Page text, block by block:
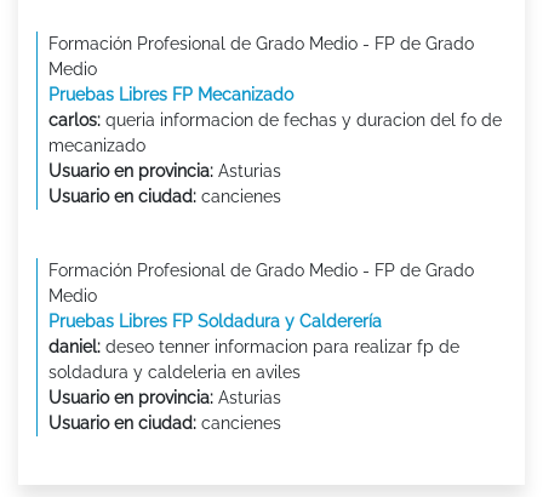
Formación Profesional de Grado Medio - FP de Grado
Medio
Pruebas Libres FP Mecanizado
carlos: queria informacion de fechas y duracion del fo de
mecanizado
Usuario en provincia: Asturias
Usuario en ciudad: cancienes
Formación Profesional de Grado Medio - FP de Grado
Medio
Pruebas Libres FP Soldadura y Calderería
daniel: deseo tenner informacion para realizar fp de
soldadura y caldeleria en aviles
Usuario en provincia: Asturias
Usuario en ciudad: cancienes